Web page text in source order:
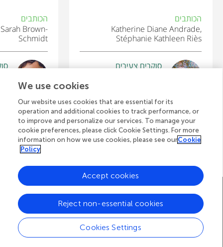
הכותבים
Katherine Diane Andrade,
Stéphanie Kathleen Riès
סוקרים צעירים
הכותבים
Brown-
Schmidt
לצפייה בכל המאמרים
דף הבית של Frontiers בלוג צרו קשר
© 2026 Frontiers Media S.A.
All Rights Reserved
We use cookies
Our website uses cookies that are essential for its
operation and additional cookies to track performance, or
to improve and personalize our services. To manage your
cookie preferences, please click Cookie Settings. For more
information on how we use cookies, please see ourCookie
Policy
Cookies Settings
Reject non-essential cookies
Accept cookies